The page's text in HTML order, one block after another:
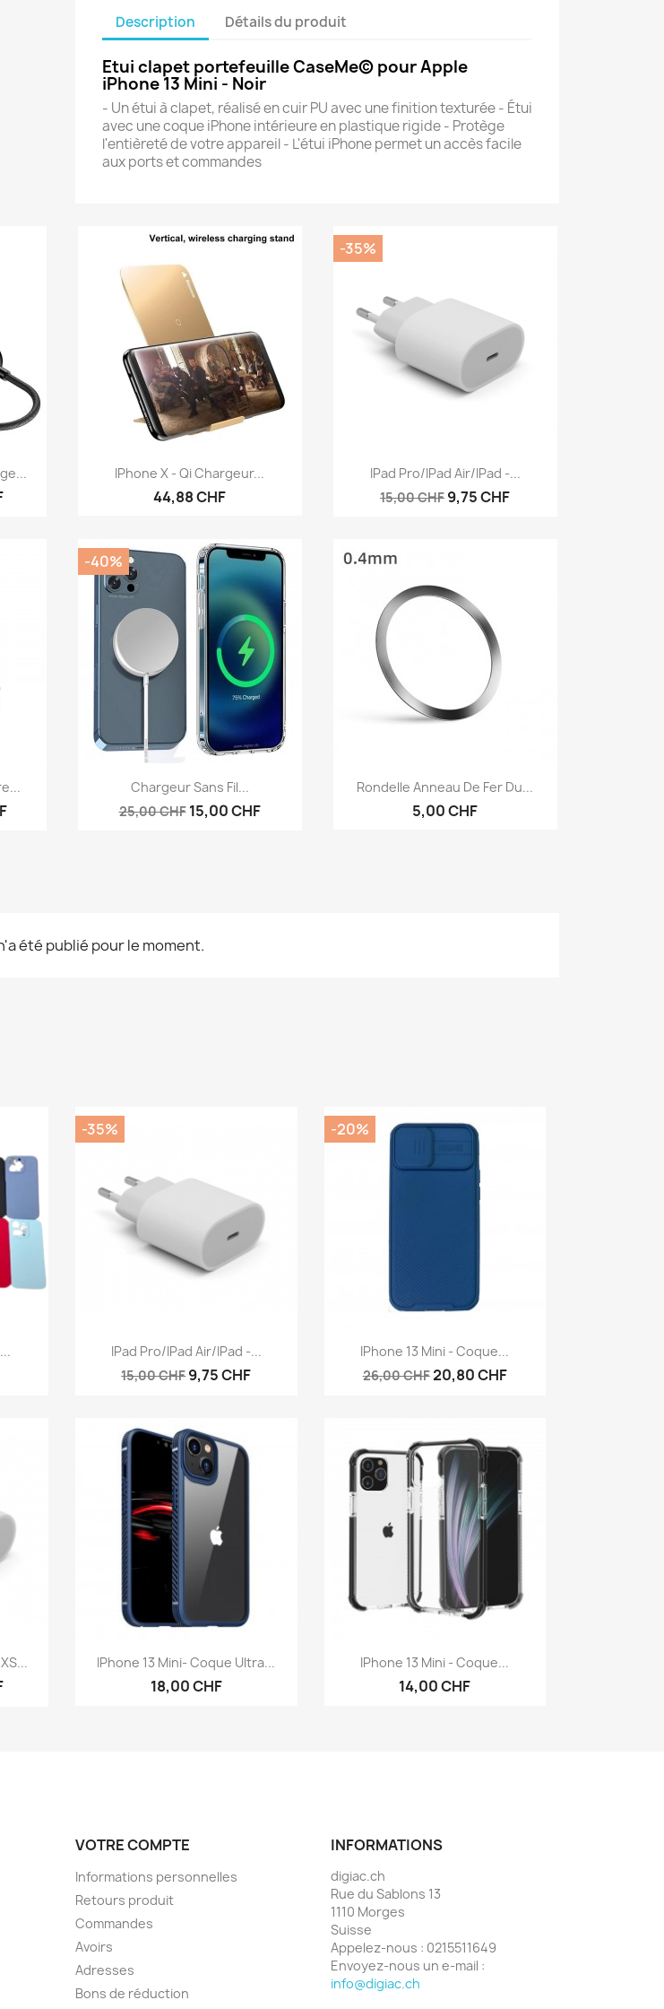
Description Détails du produit
Etui clapet portefeuille CaseMe© pour Apple
iPhone 13 Mini - Noir
- Un étui à clapet, réalisé en cuir PU avec une finition texturée - Étui
avec une coque iPhone intérieure en plastique rigide - Protège
l'entièreté de votre appareil - L'étui iPhone permet un accès facile
aux ports et commandes
Aperçu rapide
IPhone X - Qi Chargeur...
44,88 CHF
Aperçu rapide
IPad Pro/iPad Air/iPad -...
15,00 CHF 9,75 CHF
-35%
Aperçu rapide
Chargeur Sans Fil...
25,00 CHF 15,00 CHF
-40%
Aperçu rapide
Rondelle Anneau De Fer Du...
5,00 CHF
été publié pour le moment.
Aperçu rapide
IPad Pro/iPad Air/iPad -...
15,00 CHF9,75 CHF
-35%
Aperçu rapide
IPhone 13 Mini - Coque...
26,00 CHF20,80 CHF
-20%
Aperçu rapide
IPhone 13 Mini- Coque Ultra...
18,00 CHF
Aperçu rapide
IPhone 13 Mini - Coque...
14,00 CHF
VOTRE COMPTE
Informations personnelles
Retours produit
Commandes
Avoirs
Adresses
Bons de réduction
INFORMATIONS
digiac.ch
Rue du Sablons 13
1110 Morges
Suisse
Appelez-nous : 0215511649
Envoyez-nous un e-mail :
info@digiac.ch